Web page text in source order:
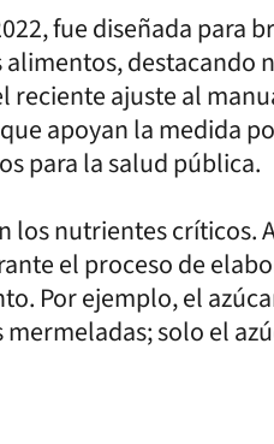
fue diseñada para
destacando
reciente ajuste al
apoyan la medida
para la salud pública.
los nutrientes críticos.
el proceso de
Por ejemplo, el
solo el